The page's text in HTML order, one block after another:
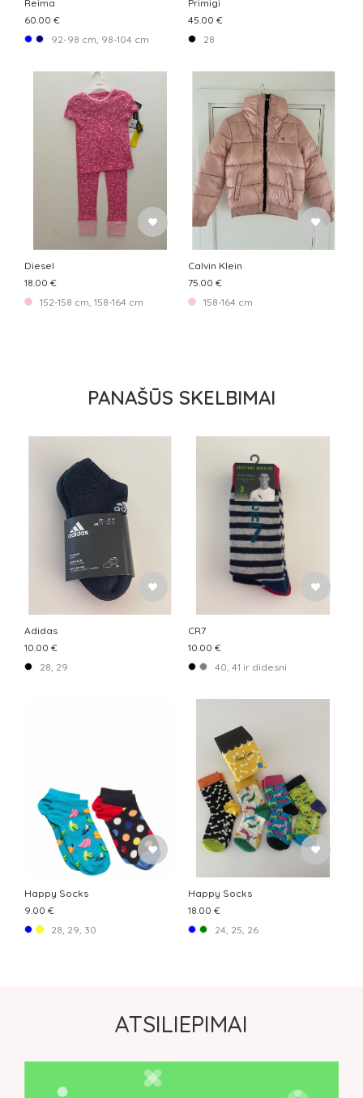
Reima
60.00 €
92-98 cm, 98-104 cm
Primigi
45.00 €
28
Diesel
18.00 €
152-158 cm, 158-164 cm
Calvin Klein
75.00 €
158-164 cm
PANAŠŪS SKELBIMAI
Adidas
10.00 €
28, 29
CR7
10.00 €
40, 41 ir didesni
Happy Socks
9.00 €
28, 29, 30
Happy Socks
18.00 €
24, 25, 26
ATSILIEPIMAI